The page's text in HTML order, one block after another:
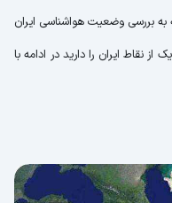
به بررسی وضعیت هواشناسی ایران
نقاط ایران را دارید در ادامه با